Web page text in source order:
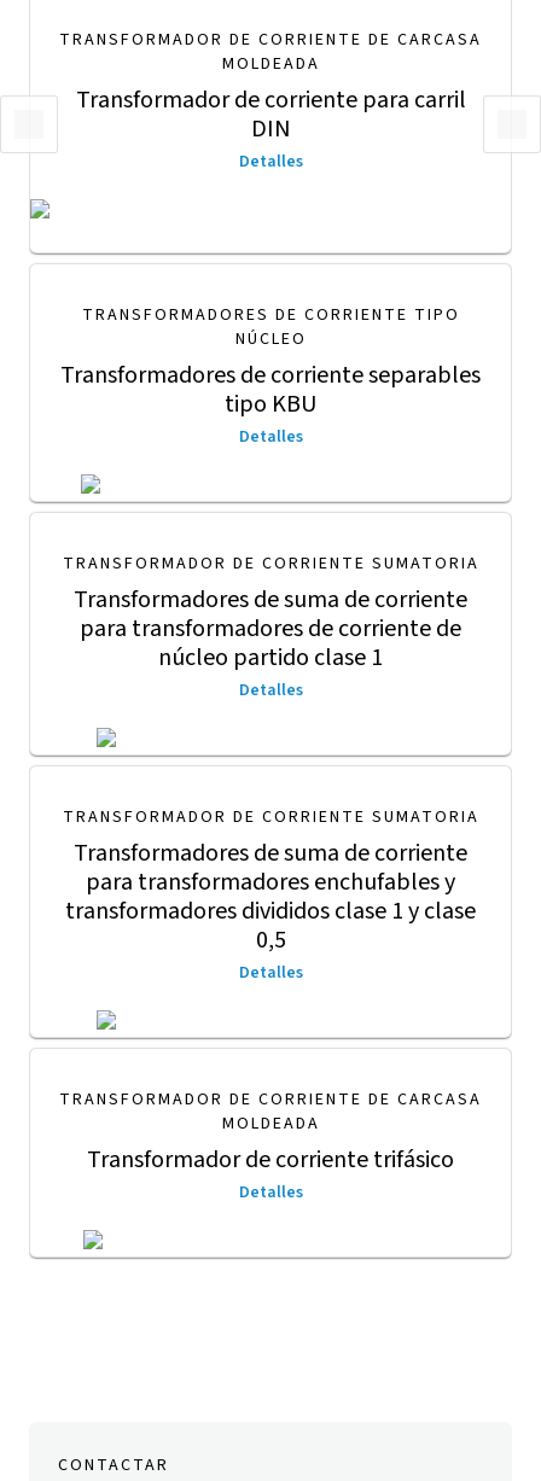
TRANSFORMADOR DE CORRIENTE DE CARCASA
MOLDEADA
Transformador de corriente para carril
DIN
Detalles
TRANSFORMADORES DE CORRIENTE TIPO
NÚCLEO
Transformadores de corriente separables
tipo KBU
Detalles
TRANSFORMADOR DE CORRIENTE SUMATORIA
Transformadores de suma de corriente
para transformadores de corriente de
núcleo partido clase 1
Detalles
TRANSFORMADOR DE CORRIENTE SUMATORIA
Transformadores de suma de corriente
para transformadores enchufables y
transformadores divididos clase 1 y clase
0,5
Detalles
TRANSFORMADOR DE CORRIENTE DE CARCASA
MOLDEADA
Transformador de corriente trifásico
Detalles
CONTACTAR